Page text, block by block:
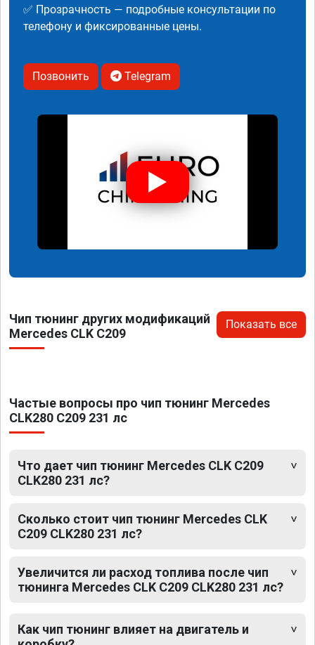
✅ Прозрачность — подробные консультации по
телефону и фиксированные цены.
Позвонить Telegram
Чип тюнинг других модификаций
Mercedes CLK C209
Показать все
Частые вопросы про чип тюнинг Mercedes
CLK280 C209 231 лс
Что дает чип тюнинг Mercedes CLK C209
CLK280 231 лс?
Сколько стоит чип тюнинг Mercedes CLK
C209 CLK280 231 лс?
Увеличится ли расход топлива после чип
тюнинга Mercedes CLK C209 CLK280 231 лс?
Как чип тюнинг влияет на двигатель и